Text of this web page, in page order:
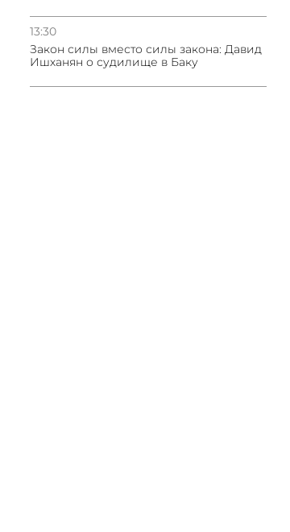
13:30
Закон силы вместо силы закона: Давид
Ишханян о судилище в Баку